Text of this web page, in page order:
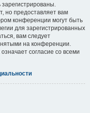
но предоставляет вам
конференции могут быть
для зарегистрированных
вам следует
на конференции.
согласие со всеми